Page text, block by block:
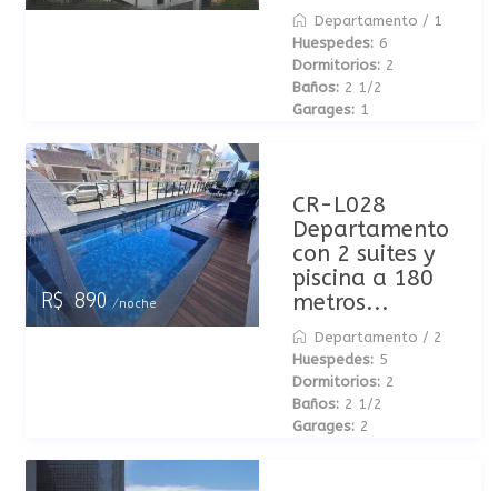
Departamento / 1
Huespedes: 6
Dormitorios: 2
Baños: 2 1/2
Garages: 1
R$ 890/noche
CR-L028
Departamento
con 2 suites y
piscina a 180
metros...
Departamento / 2
Huespedes: 5
Dormitorios: 2
Baños: 2 1/2
Garages: 2